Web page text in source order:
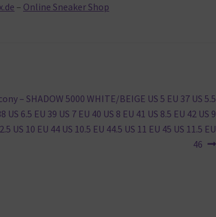
– Online Sneaker Shop
– SHADOW 5000 WHITE/BEIGE US 5 EU 37 US 5.5
US 6.5 EU 39 US 7 EU 40 US 8 EU 41 US 8.5 EU 42 US 9
US 10 EU 44 US 10.5 EU 44.5 US 11 EU 45 US 11.5 EU
46